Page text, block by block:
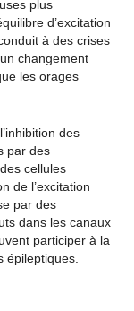
plus
d’excitation
à des crises
changement
les orages
des
par des
cellules
de l’excitation
par des
dans les canaux
participer à la
épileptiques.